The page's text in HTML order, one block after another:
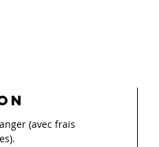
(avec frais